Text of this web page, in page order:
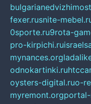
fexer.rusnite-
0sporte.ru9rota-
pro-kirpichi.ru
mynances.org
odnokartinki.ru
oysters-digital.ruo-
myremont.org